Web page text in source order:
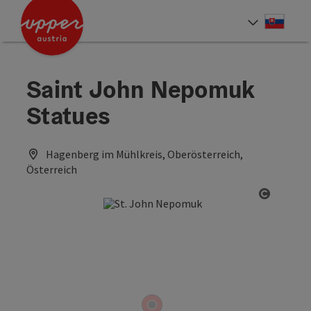
Accesskey
Accesskey
Saint John Nepomuk
Statues
Hagenberg im Mühlkreis, Oberösterreich,
Österreich